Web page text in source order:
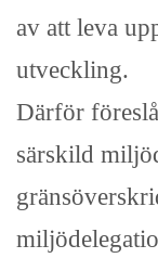
av att leva
utveckling.
Därför
särskild